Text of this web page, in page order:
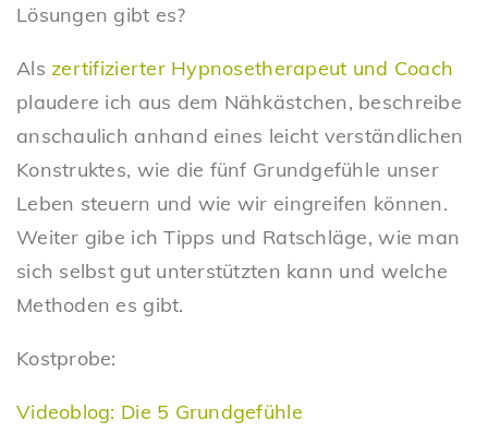
Lösungen gibt es?
Alszertifizierter Hypnosetherapeut und Coach
plaudere ich aus dem Nähkästchen, beschreibe
anschaulich anhand eines leicht verständlichen
Konstruktes, wie die fünf Grundgefühle unser
Leben steuern und wie wir eingreifen können.
Weiter gibe ich Tipps und Ratschläge, wie man
sich selbst gut unterstützten kann und welche
Methoden es gibt.
Kostprobe:
Videoblog: Die 5 Grundgefühle